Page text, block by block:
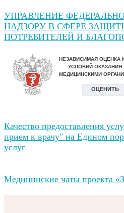
УПРАВЛЕНИЕ
НАДЗОРУ В СФЕРЕ
ПОТРЕБИТЕЛЕЙ И
Качество предоставления
прием к врачу" на Едином
услуг
Медицинские чаты проекта